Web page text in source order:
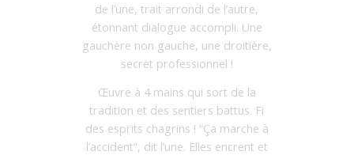
de l’une, trait arrondi de l’autre,
étonnant dialogue accompli. Une
gauchère non gauche, une droitière,
secret professionnel !
Œuvre à 4 mains qui sort de la
tradition et des sentiers battus. Fi
des esprits chagrins ! “Ça marche à
l’accident“, dit l’une. Elles encrent et